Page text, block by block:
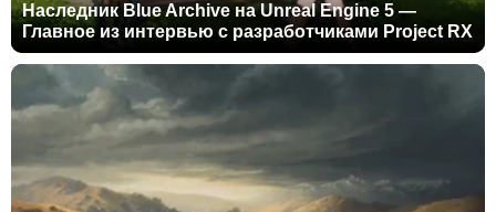
Наследник Blue Archive на Unreal Engine 5 —
Главное из интервью с разработчиками Project RX